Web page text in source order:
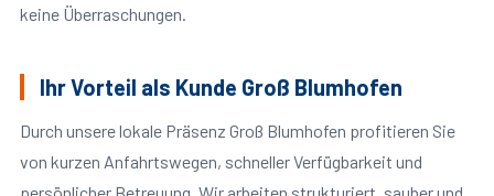
keine Überraschungen.
Ihr Vorteil als Kunde Groß Blumhofen
Durch unsere lokale Präsenz Groß Blumhofen profitieren Sie
von kurzen Anfahrtswegen, schneller Verfügbarkeit und